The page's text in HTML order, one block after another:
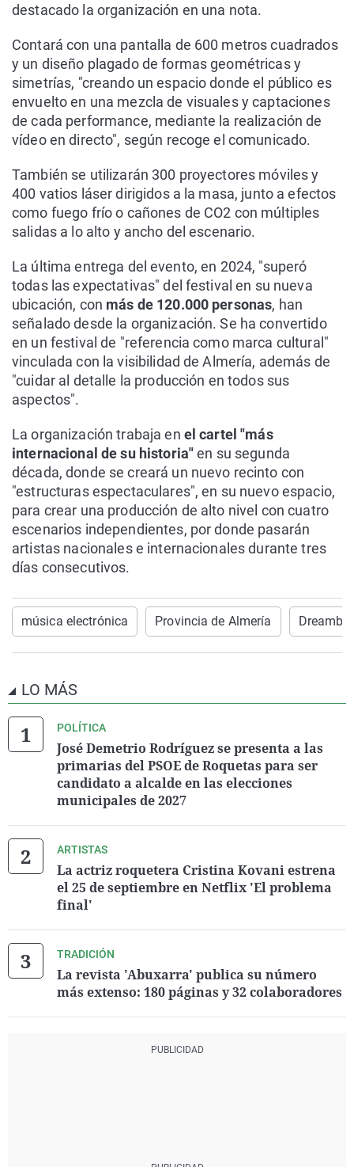
destacado la organización en una nota.
Contará con una pantalla de 600 metros cuadrados
y un diseño plagado de formas geométricas y
simetrías, "creando un espacio donde el público es
envuelto en una mezcla de visuales y captaciones
de cada performance, mediante la realización de
vídeo en directo", según recoge el comunicado.
También se utilizarán 300 proyectores móviles y
400 vatios láser dirigidos a la masa, junto a efectos
como fuego frío o cañones de CO2 con múltiples
salidas a lo alto y ancho del escenario.
La última entrega del evento, en 2024, "superó
todas las expectativas" del festival en su nueva
ubicación, con más de 120.000 personas, han
señalado desde la organización. Se ha convertido
en un festival de "referencia como marca cultural"
vinculada con la visibilidad de Almería, además de
"cuidar al detalle la producción en todos sus
aspectos".
La organización trabaja en el cartel "más
internacional de su historia"en su segunda
década, donde se creará un nuevo recinto con
"estructuras espectaculares", en su nuevo espacio,
para crear una producción de alto nivel con cuatro
escenarios independientes, por donde pasarán
artistas nacionales e internacionales durante tres
días consecutivos.
música electrónica Provincia de Almería
LO MÁS
POLÍTICA
José Demetrio Rodríguez se presenta a las
primarias del PSOE de Roquetas para ser
candidato a alcalde en las elecciones
municipales de 2027
ARTISTAS
La actriz roquetera Cristina Kovani estrena
el 25 de septiembre en Netflix 'El problema
final'
TRADICIÓN
La revista 'Abuxarra' publica su número
más extenso: 180 páginas y 32 colaboradores